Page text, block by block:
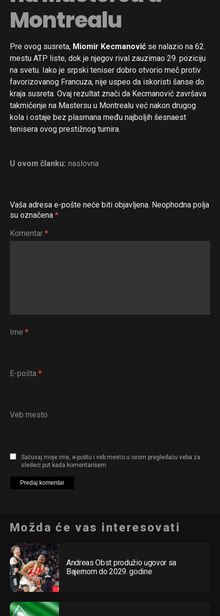
Montrealu
Pre ovog susreta, Miomir Kecmanović se nalazio na 62.
mestu ATP liste, dok je njegov rival zauzimao 29. poziciju
na svetu. Iako je srpski teniser dobro otvorio meč protiv
favorizovanog Francuza, nije uspeo da iskoristi šanse do
kraja susreta. Ovaj rezultat znači da Kecmanović završava
takmičenje na Mastersu u Montrealu već nakon drugog
kola i ostaje bez plasmana među najboljih šesnaest
tenisera ovog prestižnog turnira.
U ovom članku: naslovna
Vaša adresa e-pošte neće biti objavljena. Neophodna polja
su označena *
Komentar *
Ime *
E-pošta *
Veb mesto
Sačuvaj moje ime, e-poštu i veb mesto u ovom pregledaču veba za
sledeći put kada komentarišem.
Možda će vas interesovati
Andreas Obst produžio ugovor sa
Bajernom do 2029. godine